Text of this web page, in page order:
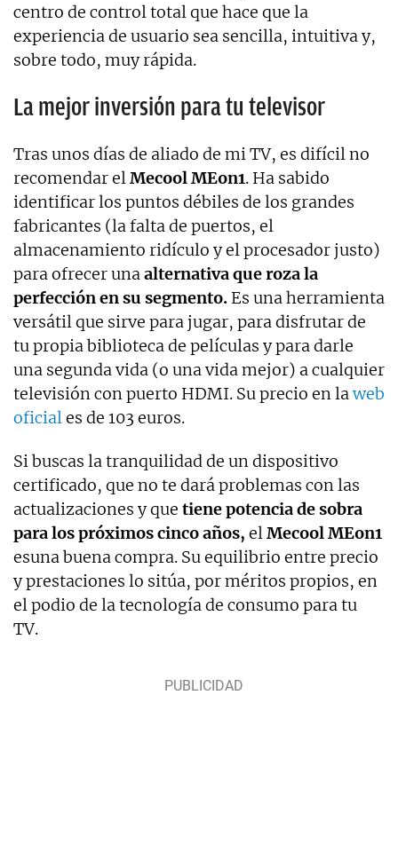
centro de control total que hace que la
experiencia de usuario sea sencilla, intuitiva y,
sobre todo, muy rápida.
La mejor inversión para tu televisor
Tras unos días de aliado de mi TV, es difícil no
recomendar elMecool MEon1. Ha sabido
identificar los puntos débiles de los grandes
fabricantes (la falta de puertos, el
almacenamiento ridículo y el procesador justo)
para ofrecer unaalternativa que roza la
perfección en su segmento. Es una herramienta
versátil que sirve para jugar, para disfrutar de
tu propia biblioteca de películas y para darle
una segunda vida (o una vida mejor) a cualquier
televisión con puerto HDMI. Su precio en laweb
oficiales de 103 euros.
Si buscas la tranquilidad de un dispositivo
certificado, que no te dará problemas con las
actualizaciones y que tiene potencia de sobra
para los próximos cinco años, elMecool MEon1
esuna buena compra. Su equilibrio entre precio
y prestaciones lo sitúa, por méritos propios, en
el podio de la tecnología de consumo para tu
TV.